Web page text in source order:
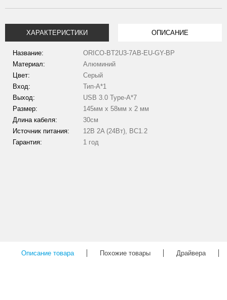
ХАРАКТЕРИСТИКИ ОПИСАНИЕ
Название:
ORICO-BT2U3-7AB-EU-GY-BP
Материал:
Алюминий
Цвет:
Серый
Вход:
Тип-A*1
Выход:
USB 3.0 Type-A*7
Размер:
145мм х 58мм х 2 мм
Длина кабеля:
30см
Источник питания:
12В 2A (24Вт), BC1.2
Гарантия:
1 год
Описание товара Похожие товары Драйвера